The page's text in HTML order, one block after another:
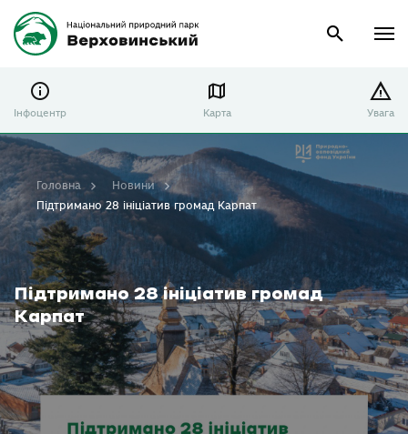
Інфоцентр Карта Увага
Підтримано 28 ініціатив громад
Карпат
Головна
Новини
Підтримано 28 ініціатив громад Карпат